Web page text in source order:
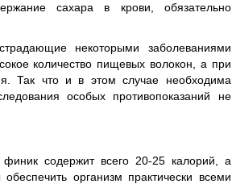
сахара в крови, обязательно
некоторыми заболеваниями
количество пищевых волокон, а при
Так что и в этом случае необходима
особых противопоказаний не
содержит всего 20-25 калорий, а
организм практически всеми